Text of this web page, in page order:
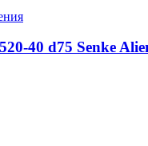
40 d75 Senke